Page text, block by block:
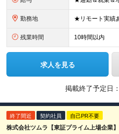
勤務地
残業時間 10時間以内
求人を見る
掲載終了予定日：
終了間近 契約社員 自己PR不要
株式会社ツムラ【東証プライム上場企業】